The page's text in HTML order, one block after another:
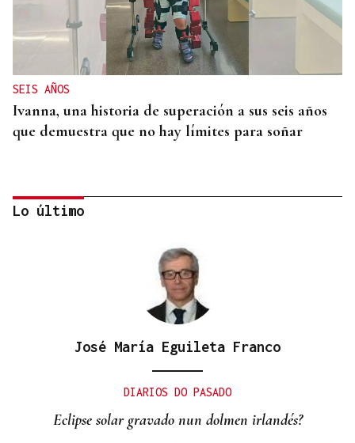
SEIS AÑOS
Ivanna, una historia de superación a sus seis años
que demuestra que no hay límites para soñar
Lucía Ros Dopico, médico especialista: “Mi sueño
infantil”
Lo último
José María Eguileta Franco
DIARIOS DO PASADO
Eclipse solar gravado nun dolmen irlandés?